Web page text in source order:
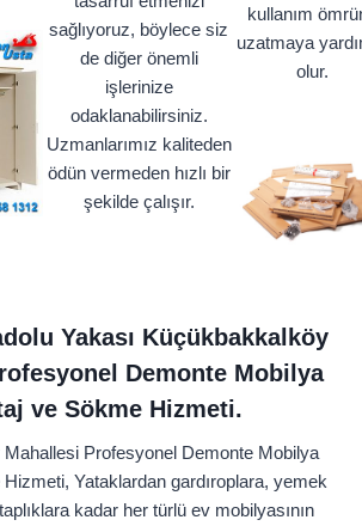
sağlıyoruz, böylece siz
de diğer önemli
işlerinize
odaklanabilirsiniz.
Uzmanlarımız kaliteden
ödün vermeden hızlı bir
şekilde çalışır.
kullanım
uzatmaya
olur.
Yakası Küçükbakkalköy
Demonte Mobilya
ve Sökme Hizmeti.
Profesyonel Demonte Mobilya
Yataklardan gardıroplara, yemek
kadar her türlü ev mobilyasının